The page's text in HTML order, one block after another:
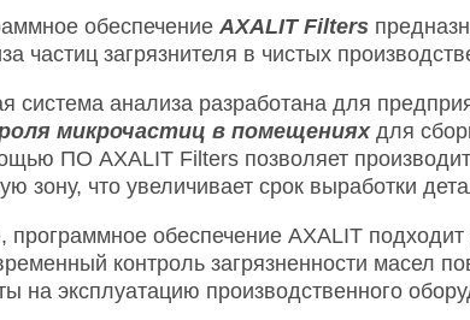
обеспечение AXALIT Filters
частиц загрязнителя в чистых
система анализа разработана для
микрочастиц в помещенияхдля
ПО AXALIT Filters позволяет
зону, что увеличивает срок выработки
программное обеспечение AXALIT
контроль загрязненности масел
на эксплуатацию производственного